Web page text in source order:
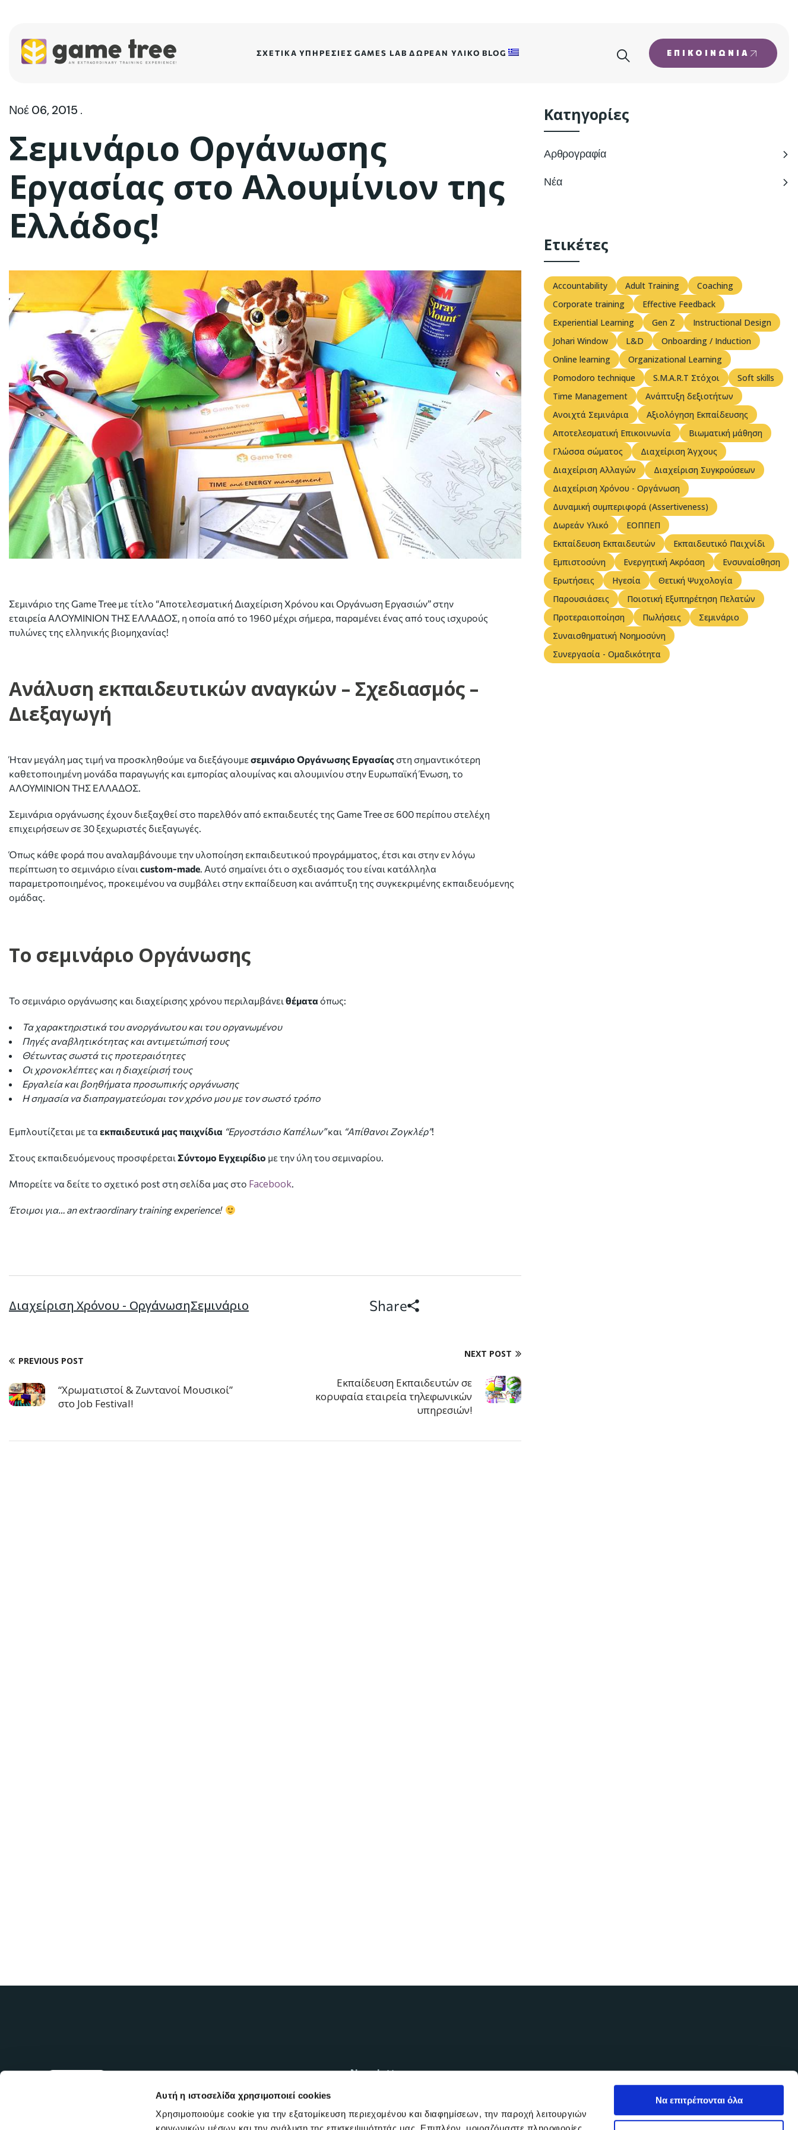
Αυτή η ιστοσελίδα χρησιμοποιεί cookies
Χρησιμοποιούμε cookie για την εξατομίκευση περιεχομένου και διαφημίσεων, την παροχή λειτουργιών
Να επιτρέπονται όλα
ΣΧΕΤΙΚΆ ΥΠΗΡΕΣΊΕΣ GAMES LAB ΔΩΡΕΆΝ ΥΛΙΚΌ BLOG ΕΠΙΚΟΙΝΩΝΊΑ
Νοέ 06, 2015 .
Σεμινάριο Οργάνωσης
Εργασίας στο Αλουμίνιον της
Ελλάδος!
Σεμινάριο της Game Tree με τίτλο “Αποτελεσματική Διαχείριση Χρόνου και Οργάνωση Εργασιών” στην
εταιρεία ΑΛΟΥΜΙΝΙΟΝ ΤΗΣ ΕΛΛΑΔΟΣ, η οποία από το 1960 μέχρι σήμερα, παραμένει ένας από τους ισχυρούς
πυλώνες της ελληνικής βιομηχανίας!
Ανάλυση εκπαιδευτικών αναγκών – Σχεδιασμός –
Διεξαγωγή
Ήταν μεγάλη μας τιμή να προσκληθούμε να διεξάγουμε σεμινάριο Οργάνωσης Εργασίαςστη σημαντικότερη
καθετοποιημένη μονάδα παραγωγής και εμπορίας αλουμίνας και αλουμινίου στην Ευρωπαϊκή Ένωση, το
ΑΛΟΥΜΙΝΙΟΝ ΤΗΣ ΕΛΛΑΔΟΣ.
Σεμινάρια οργάνωσης έχουν διεξαχθεί στο παρελθόν από εκπαιδευτές της Game Tree σε 600 περίπου στελέχη
επιχειρήσεων σε 30 ξεχωριστές διεξαγωγές.
Όπως κάθε φορά που αναλαμβάνουμε την υλοποίηση εκπαιδευτικού προγράμματος, έτσι και στην εν λόγω
περίπτωση το σεμινάριο είναι custom-made. Αυτό σημαίνει ότι ο σχεδιασμός του είναι κατάλληλα
παραμετροποιημένος, προκειμένου να συμβάλει στην εκπαίδευση και ανάπτυξη της συγκεκριμένης εκπαιδευόμενης
ομάδας.
Το σεμινάριο Οργάνωσης
Το σεμινάριο οργάνωσης και διαχείρισης χρόνου περιλαμβάνει θέματα όπως:
Τα χαρακτηριστικά του ανοργάνωτου και του οργανωμένου
Πηγές αναβλητικότητας και αντιμετώπισή τους
Θέτωντας σωστά τις προτεραιότητες
Οι χρονοκλέπτες και η διαχείρισή τους
Εργαλεία και βοηθήματα προσωπικής οργάνωσης
Η σημασία να διαπραγματεύομαι τον χρόνο μου με τον σωστό τρόπο
Εμπλουτίζεται με τα εκπαιδευτικά μας παιχνίδια “Εργοστάσιο Καπέλων”και “Απίθανοι Ζογκλέρ”!
Στους εκπαιδευόμενους προσφέρεται Σύντομο Εγχειρίδιο με την ύλη του σεμιναρίου.
Μπορείτε να δείτε το σχετικό post στη σελίδα μας στο Facebook.
Έτοιμοι για… an extraordinary training experience!
Διαχείριση Χρόνου - ΟργάνωσηΣεμινάριο Share
PREVIOUS POST
“Χρωματιστοί & Ζωντανοί Μουσικοί”
στο Job Festival!
NEXT POST
Εκπαίδευση Εκπαιδευτών σε
κορυφαία εταιρεία τηλεφωνικών
υπηρεσιών!
Κατηγορίες
Αρθρογραφία
Νέα
Ετικέτες
Accountability Adult Training
Coaching
Corporate training
Effective Feedback
Experiential Learning
Gen Z
Instructional Design
Johari Window
L&D
Onboarding / Induction
Online learning
Organizational Learning
Pomodoro technique
S.M.A.R.T Στόχοι
Soft skills
Time Management
Ανάπτυξη δεξιοτήτων
Ανοιχτά Σεμινάρια
Αξιολόγηση Εκπαίδευσης
Αποτελεσματική Επικοινωνία
Βιωματική μάθηση
Γλώσσα σώματος
Διαχείριση Άγχους
Διαχείριση Αλλαγών
Διαχείριση Συγκρούσεων
Διαχείριση Χρόνου - Οργάνωση
Δυναμική συμπεριφορά (Assertiveness)
Δωρεάν Υλικό
ΕΟΠΠΕΠ
Εκπαίδευση Εκπαιδευτών
Εκπαιδευτικό Παιχνίδι
Εμπιστοσύνη
Ενεργητική Ακρόαση
Ενσυναίσθηση
Ερωτήσεις
Ηγεσία
Θετική Ψυχολογία
Παρουσιάσεις
Ποιοτική Εξυπηρέτηση Πελατών
Προτεραιοποίηση
Πωλήσεις
Σεμινάριο
Συναισθηματική Νοημοσύνη
Συνεργασία - Ομαδικότητα
Newsletter
Εγγραφείτε δίνοντας τη διεύθυνση email σας και λάβετε ένα χρήσιμο welcome
gift*